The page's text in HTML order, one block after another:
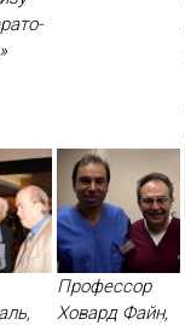
Профессор
Ховард Файн,